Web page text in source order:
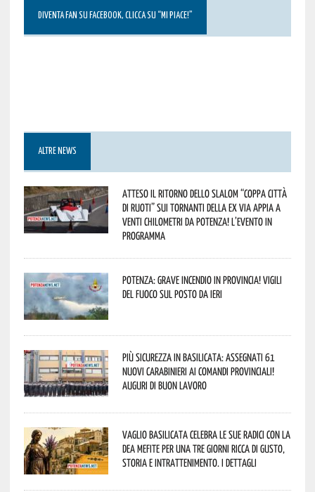
DIVENTA FAN SU FACEBOOK, CLICCA SU “MI PIACE!”
ALTRE NEWS
Atteso il ritorno dello slalom “Coppa Città
di Ruoti” sui tornanti della ex via Appia a
venti chilometri da Potenza! L’evento in
programma
Potenza: grave incendio in Provincia! Vigili
del fuoco sul posto da ieri
Più sicurezza in Basilicata: assegnati 61
nuovi Carabinieri ai Comandi provinciali!
Auguri di buon lavoro
Vaglio Basilicata celebra le sue radici con la
Dea Mefite per una tre giorni ricca di gusto,
storia e intrattenimento. I dettagli